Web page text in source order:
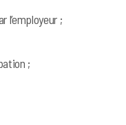
l’employeur ;
;